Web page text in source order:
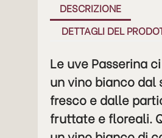
DESCRIZIONE
DETTAGLI DEL
Le uve Passerina
un vino bianco dal
fresco e dalle
fruttate e floreali.